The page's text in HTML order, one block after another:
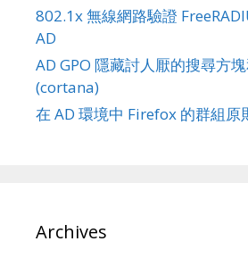
802.1x 無線網路驗證
AD
AD GPO 隱藏討人厭的搜尋方
(cortana)
在 AD 環境中 Firefox 的群組原
Archives